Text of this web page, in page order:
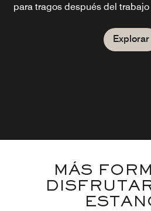
para tragos después del
Explorar
recién preparados para llevar,
Market", abierto las 24 horas,
con opciones listas
MÁS